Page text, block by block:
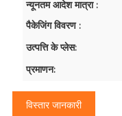
न्यूनतम आदेश मात्रा :
पैकेजिंग विवरण :
उत्पत्ति के प्लेस:
प्रमाणन:
विस्तार जानकारी